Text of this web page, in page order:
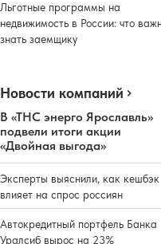
Льготные программы на
недвижимость в России: что
знать заемщику
Новости компаний
В «ТНС энерго Ярославль»
подвели итоги акции
«Двойная выгода»
Эксперты выяснили, как кешбэк
влияет на спрос россиян
Автокредитный портфель Банка
Уралсиб вырос на 23%